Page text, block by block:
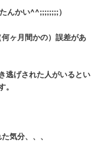
んかい^^;;;;;;;;）
ヶ月間かの）誤差があ
逃げされた人がいるとい
。
気分、、、